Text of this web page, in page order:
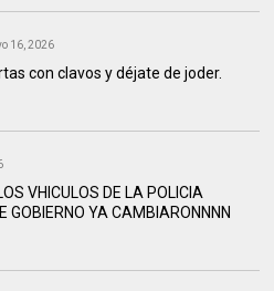
16, 2026
con clavos y déjate de joder.
VHICULOS DE LA POLICIA
GOBIERNO YA CAMBIARONNNN